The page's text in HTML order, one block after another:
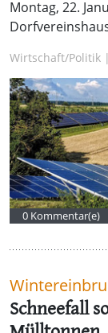
Montag, 22.
Wirtschaft/Politik
0 Kommentar(e)
Schneefall